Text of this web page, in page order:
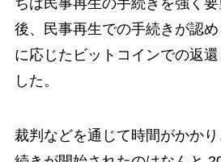
後、民事再生での手続きが認
に応じたビットコインでの返
した。
裁判などを通じて時間がかか